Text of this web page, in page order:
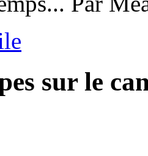
sur le